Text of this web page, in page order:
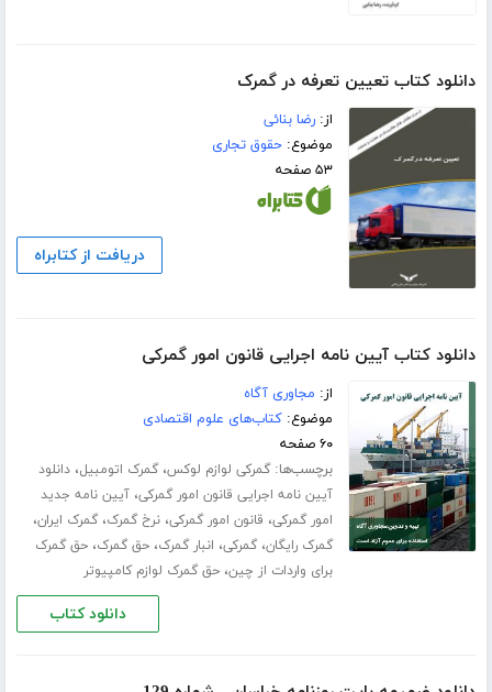
دانلود کتاب تعیین تعرفه در گمرک
از:رضا بنائی
موضوع:حقوق تجاری
۵۳ صفحه
دریافت از کتابراه
دانلود کتاب آیین نامه اجرایی قانون امور گمرکی
از: مجاوری آگاه
موضوع:کتاب‌های علوم اقتصادی
۶۰ صفحه
برچسب‌ها:گمرکی لوازم لوکس،گمرک اتومبیل،دانلود
آیین نامه اجرایی قانون امور گمرکی،آیین نامه جدید
امور گمرکی، قانون امور گمرکی،نرخ گمرک،گمرک ایران،
گمرک رایگان،گمرکی، انبار گمرک،حق گمرک،حق گمرک
برای واردات از چین،حق گمرک لوازم کامپیوتر
دانلود کتاب